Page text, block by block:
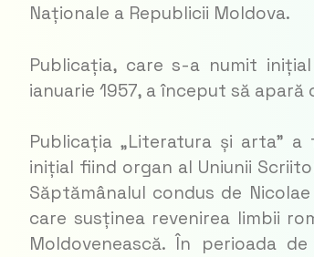
Naționale a Republicii Moldova.
Publicația, care s-a numit
ianuarie 1957, a început să apară
Publicația „Literatura și arta”
inițial fiind organ al Uniunii
Săptămânalul condus de
care susținea revenirea limbii
Moldovenească. În perioada